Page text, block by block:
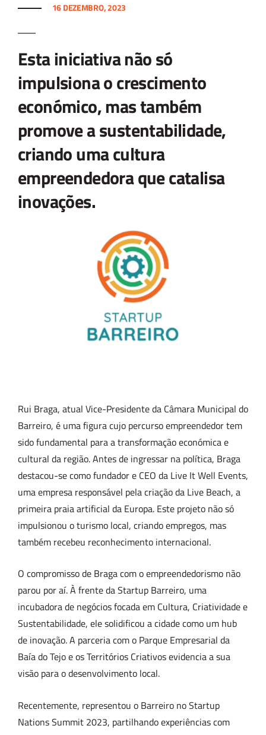
16 DEZEMBRO, 2023
Esta iniciativa não só
impulsiona o crescimento
económico, mas também
promove a sustentabilidade,
criando uma cultura
empreendedora que catalisa
inovações.
Rui Braga, atual Vice-Presidente da Câmara Municipal do
Barreiro, é uma figura cujo percurso empreendedor tem
sido fundamental para a transformação económica e
cultural da região. Antes de ingressar na política, Braga
destacou-se como fundador e CEO da Live It Well Events,
uma empresa responsável pela criação da Live Beach, a
primeira praia artificial da Europa. Este projeto não só
impulsionou o turismo local, criando empregos, mas
também recebeu reconhecimento internacional.
O compromisso de Braga com o empreendedorismo não
parou por aí. À frente da Startup Barreiro, uma
incubadora de negócios focada em Cultura, Criatividade e
Sustentabilidade, ele solidificou a cidade como um hub
de inovação. A parceria com o Parque Empresarial da
Baía do Tejo e os Territórios Criativos evidencia a sua
visão para o desenvolvimento local.
Recentemente, representou o Barreiro no Startup
Nations Summit 2023, partilhando experiências com